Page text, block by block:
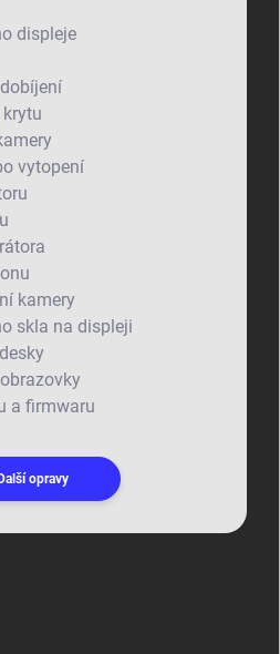
displeje
vytopení
kamery
skla na displeji
a firmwaru
Další opravy